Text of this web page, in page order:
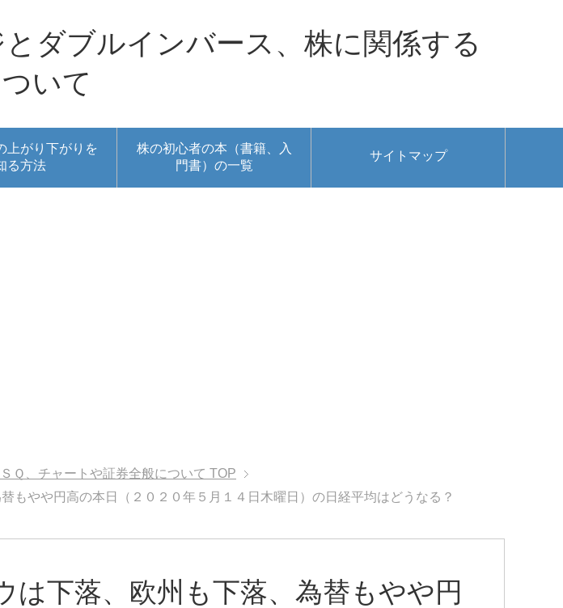
ダブルインバース、株に関係する
いて
上がり下がりを
る方法
株の初心者の本（書籍、入
門書）の一覧
サイトマップ
Ｑ、チャートや証券全般について TOP
もやや円高の本日（２０２０年５月１４日木曜日）の日経平均はどうなる？
は下落、欧州も下落、為替もやや円